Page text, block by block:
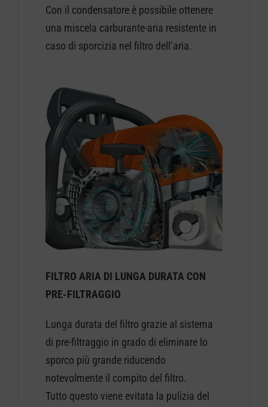
Con il condensatore è possibile ottenere
una miscela carburante-aria resistente in
caso di sporcizia nel filtro dell’aria.
FILTRO ARIA DI LUNGA DURATA CON
PRE-FILTRAGGIO
Lunga durata del filtro grazie al sistema
di pre-filtraggio in grado di eliminare lo
sporco più grande riducendo
notevolmente il compito del filtro.
Tutto questo viene evitata la pulizia del